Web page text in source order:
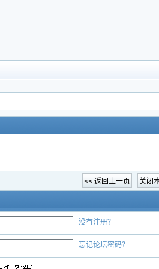
没有注册？
忘记论坛密码？